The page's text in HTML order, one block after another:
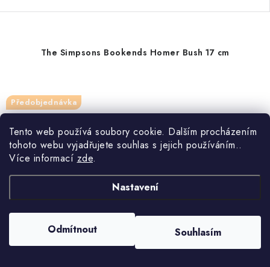
Tento web používá soubory cookie. Dalším procházením
tohoto webu vyjadřujete souhlas s jejich používáním..
Více informací zde.
Nastavení
Odmítnout Souhlasím
The Simpsons Bookends Homer Bush 17 cm
Předobjednávka